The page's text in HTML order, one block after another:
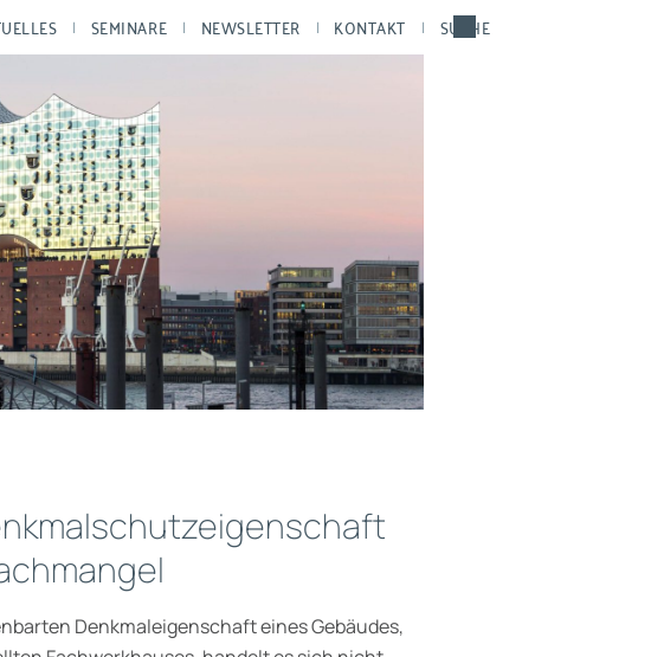
SEMINARE NEWSLETTER KONTAKT SUCHE
Denkmaleigenschaft eines Gebäudes,